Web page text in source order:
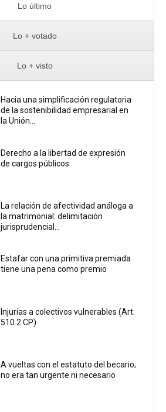
Lo último
Lo + votado
Lo + visto
Hacia una simplificación regulatoria
de la sostenibilidad empresarial en
la Unión...
Derecho a la libertad de expresión
de cargos públicos
La relación de afectividad análoga a
la matrimonial: delimitación
jurisprudencial...
Estafar con una primitiva premiada
tiene una pena como premio
Injurias a colectivos vulnerables (Art.
510.2 CP)
A vueltas con el estatuto del becario;
no era tan urgente ni necesario